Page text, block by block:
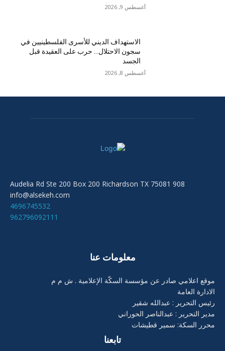
أغسطس 9, 2026
الاستهداف الديني للأسرى الفلسطينيين في
سجون الاحتلال… حرب على العقيدة قبل
الجسد
أغسطس 8, 2026
908 Audelia Rd Ste 200 Box 200 Richardson TX 75081
info@alsekeh.com
4696745532
962796092111
معلومات عنا
موقع اعلامي صادر عن مؤسسة السكّة الإعلامية . ش م م
الادارة العامة
رئيس التحرير : عبدالله شقير
مدير التحرير : عبدالناصر الحوراني
محرر السكة: سمير قطيشات
تابعنا